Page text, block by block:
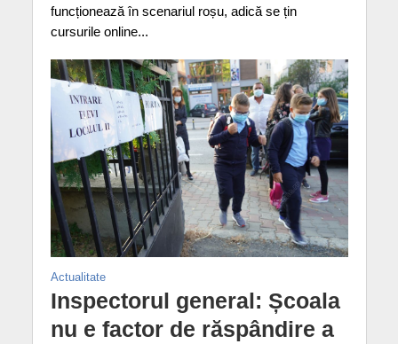
funcționează în scenariul roșu, adică se țin
cursurile online...
Actualitate
Inspectorul general: Școala
nu e factor de răspândire a